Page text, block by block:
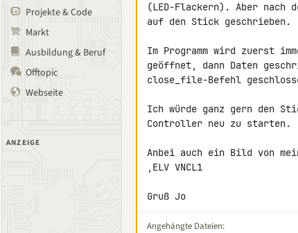
Projekte & Code
Markt
Ausbildung & Beruf
Offtopic
Webseite
ANZEIGE
(LED-Flackern). Aber nach
auf den Stick geschrieben.
Im Programm wird zuerst
geöffnet, dann Daten
close_file-Befehl
Ich würde ganz gern den
Controller neu zu starten.
Anbei auch ein Bild von
,ELV VNCL1
Gruß Jo
Angehängte Dateien: